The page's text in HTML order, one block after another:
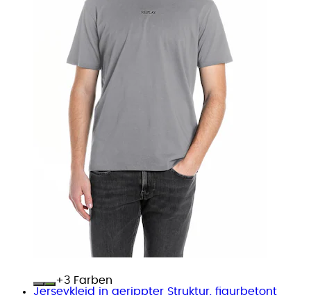
+
Farben
Jerseykleid in gerippter Struktur, figurbetont